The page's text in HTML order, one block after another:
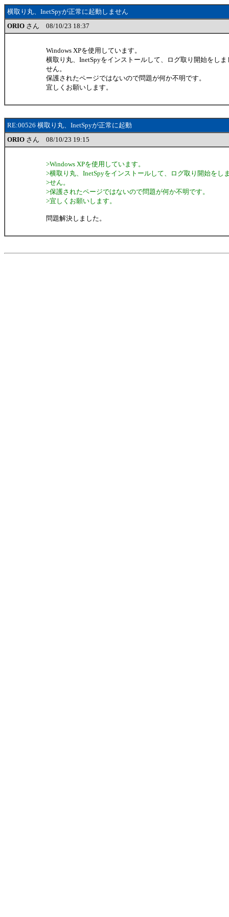
横取り丸、InetSpyが正常に起動しません
ORIO さん 08/10/23 18:37
Windows XPを使用しています。
横取り丸、InetSpyをインストールして、ログ取り開始をし
せん。
保護されたページではないので問題が何か不明です。
宜しくお願いします。
RE:00526 横取り丸、InetSpyが正常に起動
ORIO さん 08/10/23 19:15
>Windows XPを使用しています。
>横取り丸、InetSpyをインストールして、ログ取り開始をし
>せん。
>保護されたページではないので問題が何か不明です。
>宜しくお願いします。
問題解決しました。